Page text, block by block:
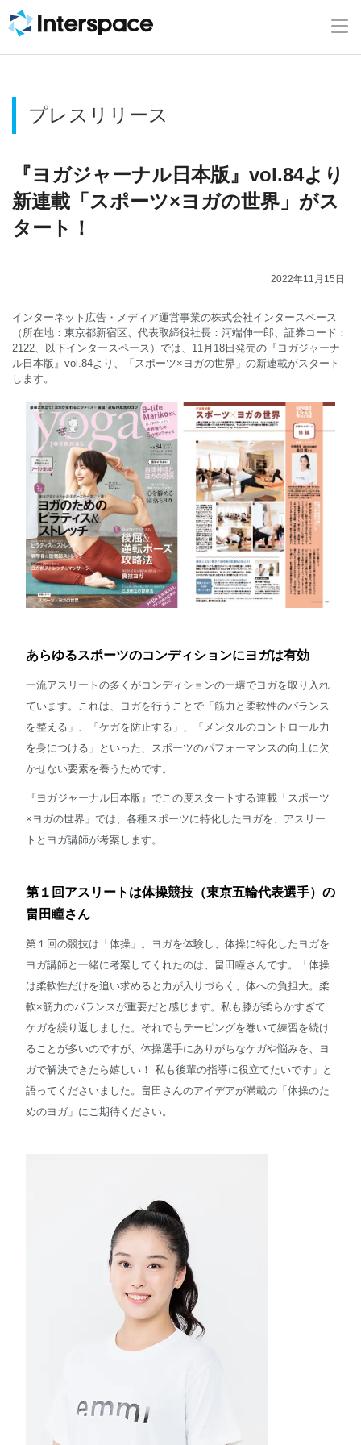
ホーム
事業内容
ニュース
IR情報
お問い合わせ
English
プレスリリース
『ヨガジャーナル日本版』vol.84より
新連載「スポーツ×ヨガの世界」がス
タート！
2022年11月15日
インターネット広告・メディア運営事業の株式会社インタースペース
（所在地：東京都新宿区、代表取締役社長：河端伸一郎、証券コード：
2122、以下インタースペース）では、11月18日発売の『ヨガジャーナ
ル日本版』vol.84より、「スポーツ×ヨガの世界」の新連載がスタート
します。
あらゆるスポーツのコンディションにヨガは有効
一流アスリートの多くがコンディションの一環でヨガを取り入れ
ています。これは、ヨガを行うことで「筋力と柔軟性のバランス
を整える」、「ケガを防止する」、「メンタルのコントロール力
を身につける」といった、スポーツのパフォーマンスの向上に欠
かせない要素を養うためです。
『ヨガジャーナル日本版』でこの度スタートする連載「スポーツ
×ヨガの世界」では、各種スポーツに特化したヨガを、アスリー
トとヨガ講師が考案します。
第１回アスリートは体操競技（東京五輪代表選手）の
畠田瞳さん
第１回の競技は「体操」。ヨガを体験し、体操に特化したヨガを
ヨガ講師と一緒に考案してくれたのは、畠田瞳さんです。「体操
は柔軟性だけを追い求めると力が入りづらく、体への負担大。柔
軟×筋力のバランスが重要だと感じます。私も膝が柔らかすぎて
ケガを繰り返しました。それでもテーピングを巻いて練習を続け
ることが多いのですが、体操選手にありがちなケガや悩みを、ヨ
ガで解決できたら嬉しい！ 私も後輩の指導に役立てたいです」と
語ってくださいました。畠田さんのアイデアが満載の「体操のた
めのヨガ」にご期待ください。